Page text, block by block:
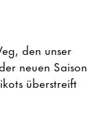
den unser
neuen Saison
überstreift